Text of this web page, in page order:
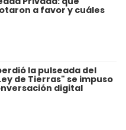
a favor y cuáles
la pulseada del
de Tierras" se impuso
digital